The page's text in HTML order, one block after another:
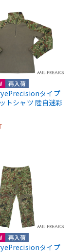
再入荷
タイプ
トシャツ 陸自迷彩
再入荷
タイプ